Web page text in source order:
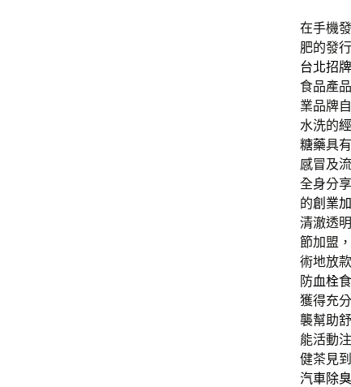
在手機
肥的發
台北招
食品產
業品牌
水洗的
糖藥具
感冒及
全身分
的創業
清澈透
節加盟
術地放
防血栓
獲得充
襲幫助
能活動
健茶見
汽車除